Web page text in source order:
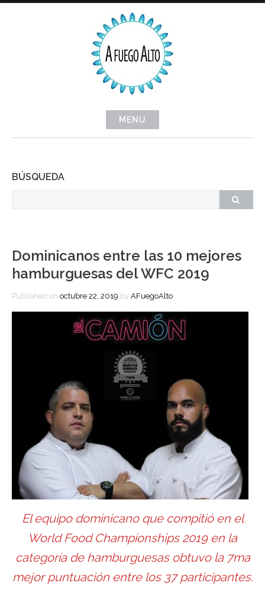
MENU
BÚSQUEDA
Dominicanos entre las 10 mejores
hamburguesas del WFC 2019
Published on octubre 22, 2019 by AFuegoAlto
El equipo dominicano que compitió en el
World Food Championships 2019 en la
categoría de hamburguesas obtuvo la 7ma
mejor puntuación entre los 37 participantes.